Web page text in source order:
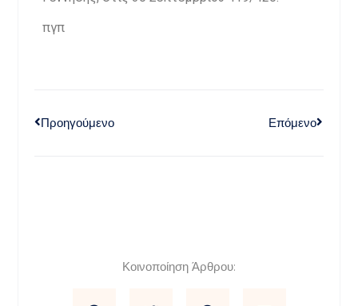
πγπ
Προηγούμενο Επόμενο
Κοινοποίηση Άρθρου: